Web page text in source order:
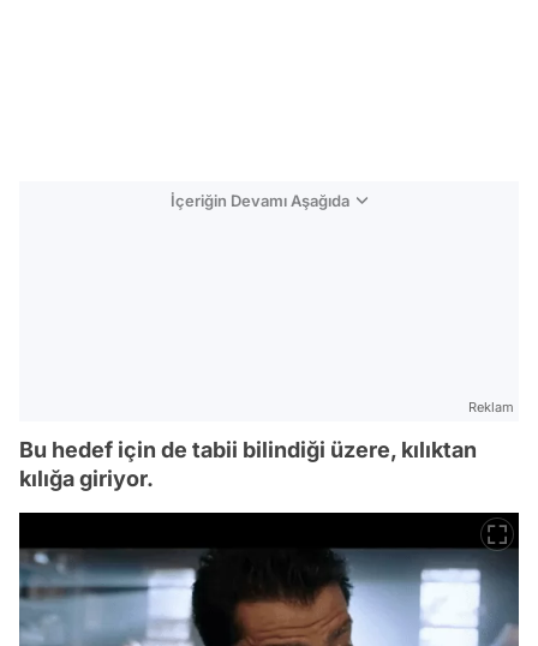
İçeriğin Devamı Aşağıda
Reklam
Bu hedef için de tabii bilindiği üzere, kılıktan
kılığa giriyor.